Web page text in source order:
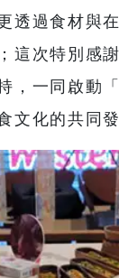
透過食材與
這次特別感
，一同啟動
文化的共同發